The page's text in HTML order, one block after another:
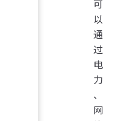
可
以
通
过
电
力
、
网